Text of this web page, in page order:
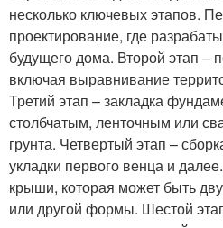
несколько ключевых этапов.
проектирование, где
будущего дома. Второй этап –
включая выравнивание
Третий этап – закладка
столбчатым, ленточным или
грунта. Четвертый этап –
укладки первого венца и
крыши, которая может быть
или другой формы. Шестой